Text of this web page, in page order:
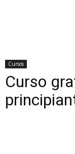
Cursos
Curso